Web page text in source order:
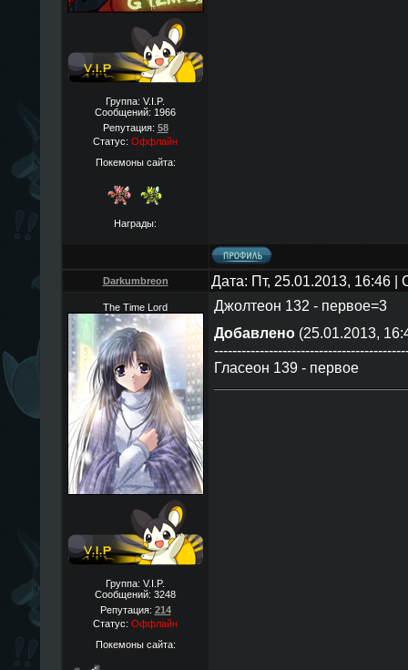
Группа: V.I.P.
Сообщений: 1966
Репутация: 58
Статус: Оффлайн
Покемоны сайта:
Награды:
Darkumbreon Дата: Пт, 25.01.2013, 16:46
The Time Lord
Группа: V.I.P.
Сообщений: 3248
Репутация: 214
Статус: Оффлайн
Покемоны сайта:
Джолтеон 132 - первое=3
Добавлено(25.01.2013,
Гласеон 139 - первое